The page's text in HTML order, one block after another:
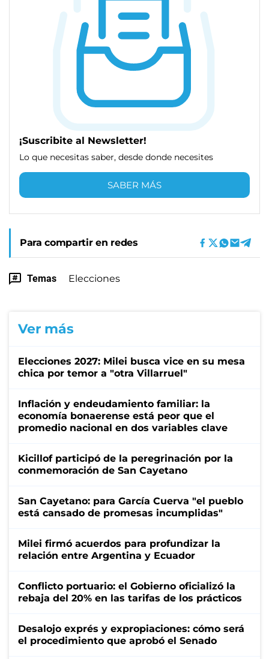
¡Suscribite al Newsletter!
Lo que necesitas saber, desde donde necesites
SABER MÁS
Para compartir en redes
Temas Elecciones
Ver más
Elecciones 2027: Milei busca vice en su mesa
chica por temor a "otra Villarruel"
Inflación y endeudamiento familiar: la
economía bonaerense está peor que el
promedio nacional en dos variables clave
Kicillof participó de la peregrinación por la
conmemoración de San Cayetano
San Cayetano: para García Cuerva "el pueblo
está cansado de promesas incumplidas"
Milei firmó acuerdos para profundizar la
relación entre Argentina y Ecuador
Conflicto portuario: el Gobierno oficializó la
rebaja del 20% en las tarifas de los prácticos
Desalojo exprés y expropiaciones: cómo será
el procedimiento que aprobó el Senado